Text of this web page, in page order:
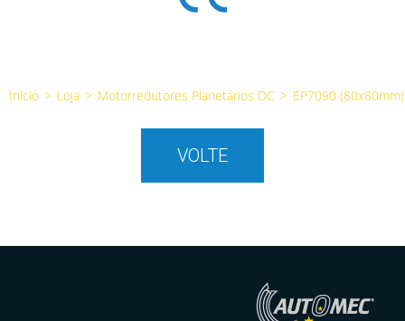
Início > Loja > Motorredutores Planetários DC > EP7090 (80x80mm)
VOLTE